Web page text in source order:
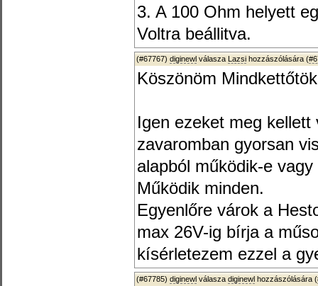
3. A 100 Ohm helyett
Voltra beállitva.
(#67767) diginewl válasza Lazsi hozzászólására (
Köszönöm
Igen ezeket meg
zavaromban gyorsan
alapból működik-e
Működik minden.
Egyenlőre várok a
max 26V-ig bírja a
kísérletezem ezzel a
(#67785) diginewl válasza diginewl hozzászólására (